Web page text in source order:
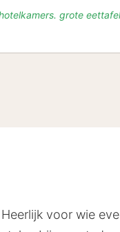
grote
voor wie